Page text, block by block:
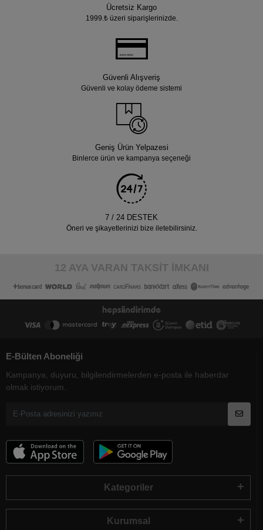
Ücretsiz Kargo
1999.₺ üzeri siparişlerinizde.
Güvenli Alışveriş
Güvenli ve kolay ödeme sistemi
Geniş Ürün Yelpazesi
Binlerce ürün ve kampanya seçeneği
7 / 24 DESTEK
Öneri ve şikayetlerinizi bize iletebilirsiniz.
12 AYA VARAN TAKSİT İMKANI
E-Bülten Aboneliği
Kampanya, duyuru, bilgilendirmelerden e-posta ile haberdar
olmak istiyorum.
Kategoriler
Kurumsal